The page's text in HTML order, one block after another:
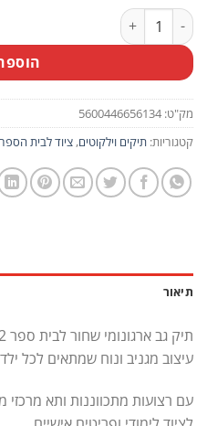
כמות של תיק גב ארגונומי שחור לבית ספר 2 תאים -
מק"ט:5600446656134
קטגוריות: תיקים וילקוטים, ציוד לבית הספר
תיאור
עיצוב מגניב ונוח שמתאים לכל
עם רצועות מתכווננות ותא